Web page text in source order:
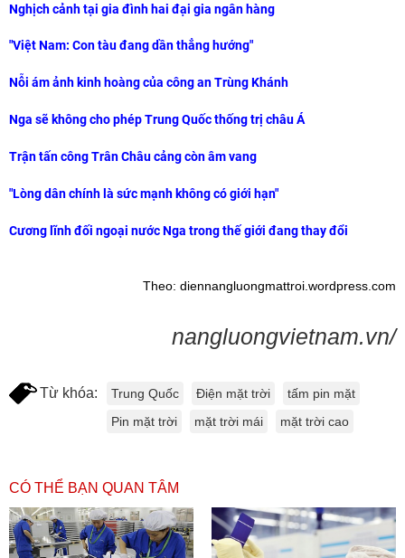
Nghịch cảnh tại gia đình hai đại gia ngân hàng
"Việt Nam: Con tàu đang dần thẳng hướng"
Nỗi ám ảnh kinh hoàng của công an Trùng Khánh
Nga sẽ không cho phép Trung Quốc thống trị châu Á
Trận tấn công Trân Châu cảng còn âm vang
"Lòng dân chính là sức mạnh không có giới hạn"
Cương lĩnh đối ngoại nước Nga trong thế giới đang thay đổi
Theo: diennangluongmattroi.wordpress.com
nangluongvietnam.vn/
Từ khóa: Trung Quốc Điện mặt trời
tấm pin mặt
Pin mặt trời
mặt trời mái mặt trời cao
CÓ THỂ BẠN QUAN TÂM